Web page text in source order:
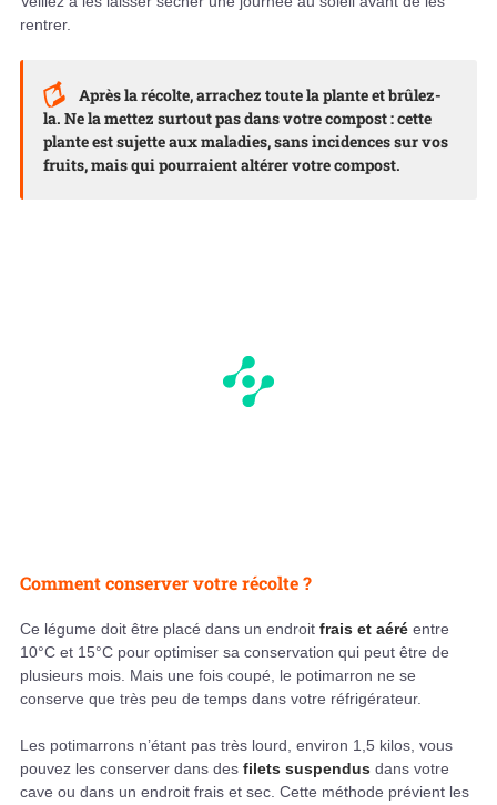
rentrer.
Après la récolte, arrachez toute la plante et brûlez-
la. Ne la mettez surtout pas dans votre compost: cette
plante est sujette aux maladies, sans incidences sur vos
fruits, mais qui pourraient altérer votre compost.
Comment conserver votre récolte ?
Ce légume doit être placé dans un endroit frais et aéré entre
10°C et 15°C pour optimiser sa conservation qui peut être de
plusieurs mois. Mais une fois coupé, le potimarron ne se
conserve que très peu de temps dans votre réfrigérateur.
Les potimarrons n’étant pas très lourd, environ 1,5 kilos, vous
pouvez les conserver dans des filets suspendus dans votre
cave ou dans un endroit frais et sec. Cette méthode prévient les